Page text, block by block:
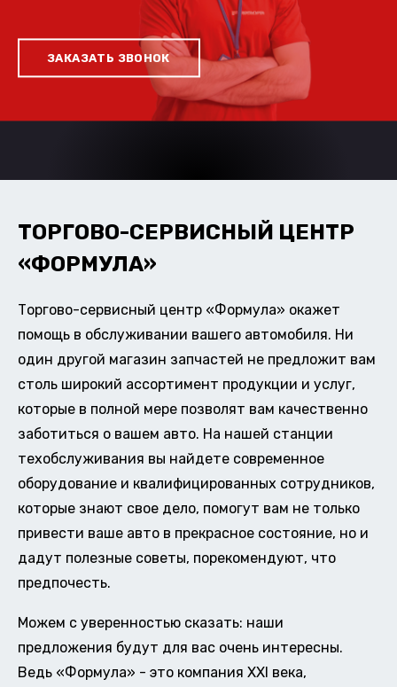
ЗАКАЗАТЬ ЗВОНОК
ТОРГОВО-СЕРВИСНЫЙ ЦЕНТР
«ФОРМУЛА»
Торгово-сервисный центр «Формула» окажет
помощь в обслуживании вашего автомобиля. Ни
один другой магазин запчастей не предложит вам
столь широкий ассортимент продукции и услуг,
которые в полной мере позволят вам качественно
заботиться о вашем авто. На нашей станции
техобслуживания вы найдете современное
оборудование и квалифицированных сотрудников,
которые знают свое дело, помогут вам не только
привести ваше авто в прекрасное состояние, но и
дадут полезные советы, порекомендуют, что
предпочесть.
Можем с уверенностью сказать: наши
предложения будут для вас очень интересны.
Ведь «Формула» - это компания XXI века,